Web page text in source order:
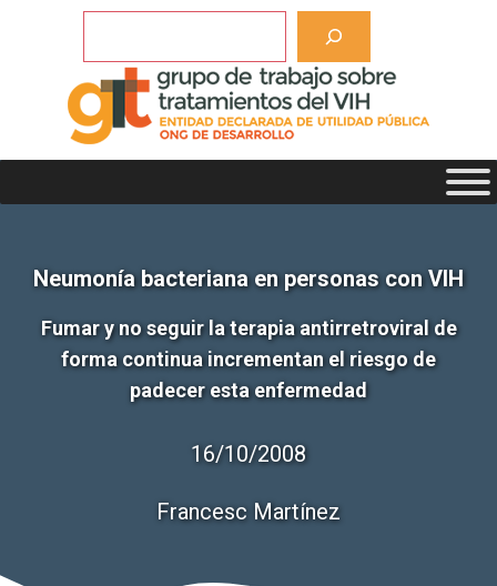
Neumonía bacteriana en personas con VIH
Fumar y no seguir la terapia antirretroviral de
forma continua incrementan el riesgo de
padecer esta enfermedad
16/10/2008
Francesc Martínez